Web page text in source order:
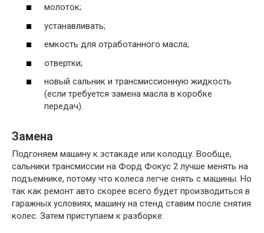
молоток;
устанавливать;
емкость для отработанного масла;
отвертки;
новый сальник и трансмиссионную жидкость
(если требуется замена масла в коробке
передач).
Замена
Подгоняем машину к эстакаде или колодцу. Вообще,
сальники трансмиссии на Форд Фокус 2 лучше менять на
подъемнике, потому что колеса легче снять с машины. Но
так как ремонт авто скорее всего будет производиться в
гаражных условиях, машину на стенд ставим после снятия
колес. Затем приступаем к разборке: